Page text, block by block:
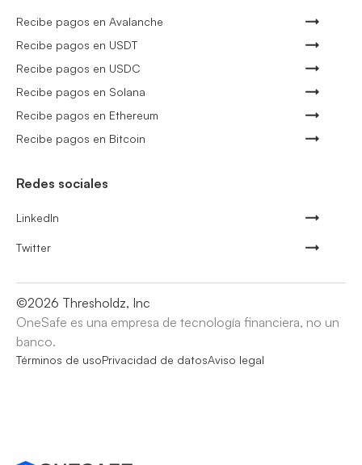
Recibe pagos en Avalanche
Recibe pagos en USDT
Recibe pagos en USDC
Recibe pagos en Solana
Recibe pagos en Ethereum
Recibe pagos en Bitcoin
Redes sociales
LinkedIn
Twitter
©2026 Thresholdz, Inc
OneSafe es una empresa de tecnología financiera, no un
banco.
Términos de usoPrivacidad de datosAviso legal